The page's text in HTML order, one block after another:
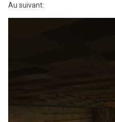
Au suivant: